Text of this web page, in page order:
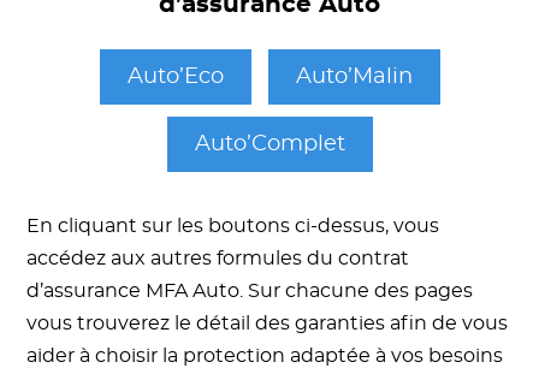
d’assurance Auto
Auto’Eco Auto’Malin
Auto’Complet
En cliquant sur les boutons ci-dessus, vous
accédez aux autres formules du contrat
d’assurance MFA Auto. Sur chacune des pages
vous trouverez le détail des garanties afin de vous
aider à choisir la protection adaptée à vos besoins